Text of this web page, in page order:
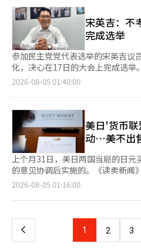
Vivo的情况也类似。两家公司分别
但销售额分别下降了10%和11%。
上涨幅度最高，但由于市场对价格
业界普遍认为，这两家公司都在将
盈利能力。预计下半年这一趋势将
部件价格上涨的可能性较大，智能
略将继续。供给将成为市场更大的
旅游生态系统的核心。作为一个以
见，因此公社需要超越宣传，拓展为销售
传，而是销售”……扩大市场以推动基础设施 朴
间积累的营销经验应用于公社的工作中。 “在民间，基
成后不会无条件等待顾客的到来。
句话就是‘只有游客来了，交通才
设’。” 他将3000万的目标比作保龄球的中间瓶，强调必须明确
中心目标，才能带动其他成果的跟进。 今年，来韩旅游市场
21.3%。如果这一趋势持续，预计
录，接近今年的2300万目标。 朴成赫表示：“2200万的目标应该
可以轻松超越，个人认为2300万
境人数、地方机场入境客增速、国
市场变化指标。 ◆ 韩国旅游也应该合理定价 他指出，随着市场的
增长，韩国旅游面临的问题也不容
中”和“价格竞争力”。 虽然首尔因人流涌入而担心过度旅游，
但地方的住宿设施却严重不足。更
立了一个新的旅游服务检查体系
检查小组”，负责检查全国主要旅
馈给地方政府，以便进行现场改进。 ◆ K-文化、医疗、MICE
自2023年10月以来，化妆品零售店
减少了4,926家（12.6%）。路店
莫瑞太平洋的美容编辑店Aritaum
到2024年的372家，下降幅度为
加盟店也从324家减少到190家，下降41.4%。 相
妆品市场仍在持续增长。国家数据
动态》显示，今年第二季度在线化
同比增长20.4%。6月的移动交易额
吸收路店的需求。Olive Young的门
加到去年的1,381家。今年6月底
年增加了8.1%。该品牌通过全国
品排名、评价、当日配送和门店自
台的重要角色。 大创则通过140多个品牌和2000多种5000韩元以
下的产品，满足低价化妆品的需求
1,390家增加到2022年的1,442家，
预计将增至1,576家，2025年将超
独立品牌纷纷推出大创专用的小容
寿美容店入驻了500多个品牌，入
增长了约35%。Cully的2023年第
了20.2%。 业内人士表示：“路店的减少不仅仅是线下门店数量的
宋英吉：不
完成选举
参加民主党党代表选举的宋英吉议
化，决心在17日的大会上完成选举
退选反而不利，并计划利用自己在
化，我会坚持到底。” 此次民主党
们将对三名候选人进行偏好排序，
过半数票，则将淘汰第三名候选人
配给剩下的两位候选人。 宋议员指
会造成损失。”他认为三位候选人
他特别强调，自己曾担任过仁川市
他候选人相比最大的竞争优势。 宋
仅要在立法上支持总统的施政，还
足，提出对策。”他认为：“在三
体，专业于经济，并且作为执政党
在危机情况下会产生更大的差异。” 宋议员所强调的代表性成就
2026-08-05 01:40:00
美日'货币
动…美不出
上个月31日，美日两国当局的日元
的意见协调后实施的。《读卖新
美国财政部长去年10月首次向日本
今后将继续通过这种方式来确保日元买
预。3日东京外汇市场上，日元对
（即日元升值），这是自5月初以
2026-08-05 01:16:00
上
页
1 2 3